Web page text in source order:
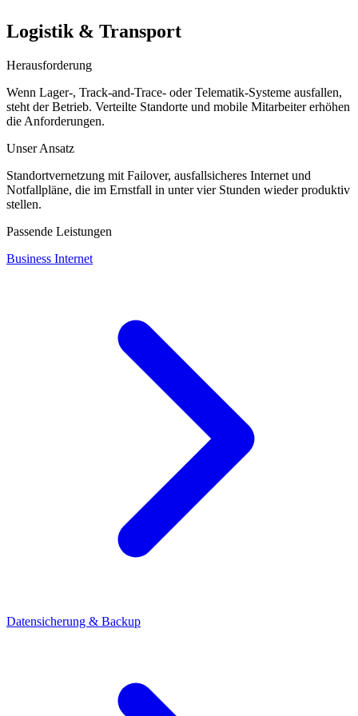
Logistik & Transport
Herausforderung
Wenn Lager-, Track-and-Trace- oder Telematik-Systeme ausfallen,
steht der Betrieb. Verteilte Standorte und mobile Mitarbeiter erhöhen
die Anforderungen.
Unser Ansatz
Standortvernetzung mit Failover, ausfallsicheres Internet und
Notfallpläne, die im Ernstfall in unter vier Stunden wieder produktiv
stellen.
Passende Leistungen
Business Internet
Datensicherung & Backup